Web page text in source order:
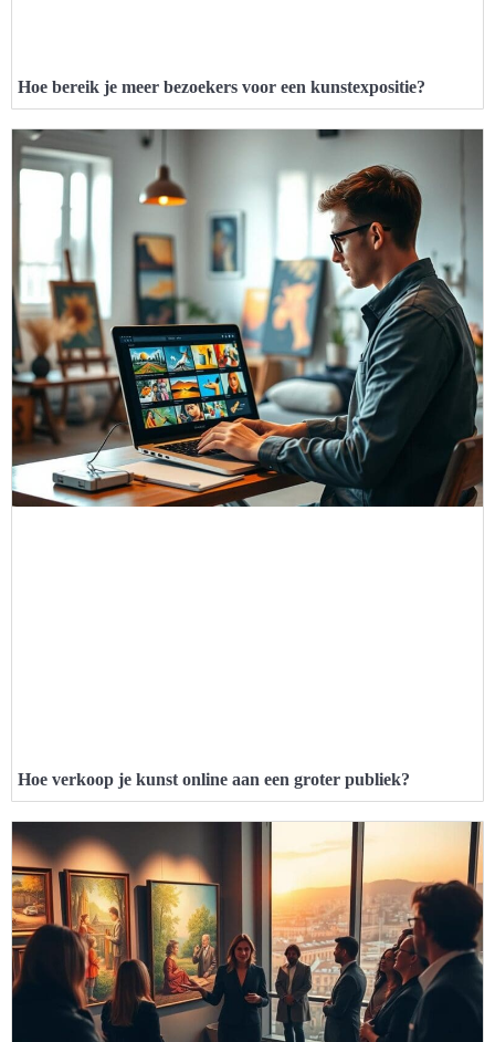
Hoe bereik je meer bezoekers voor een kunstexpositie?
Hoe verkoop je kunst online aan een groter publiek?